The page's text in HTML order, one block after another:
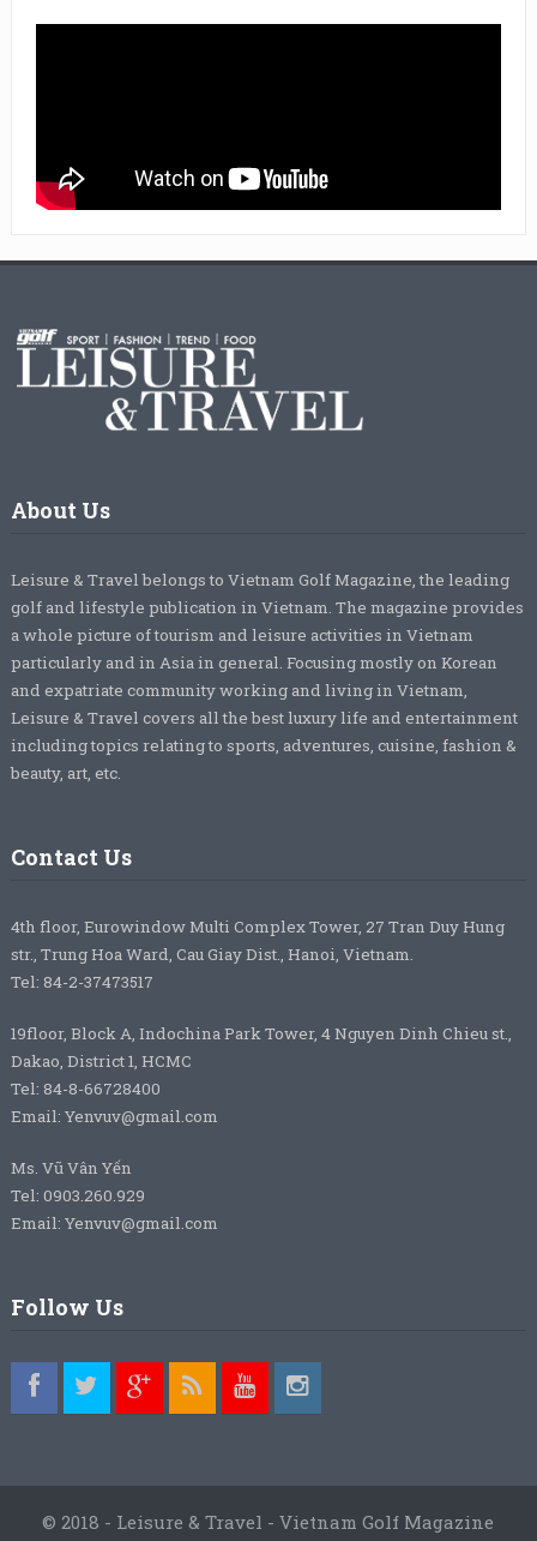
About Us
Leisure & Travel belongs to Vietnam Golf Magazine, the leading
golf and lifestyle publication in Vietnam. The magazine provides
a whole picture of tourism and leisure activities in Vietnam
particularly and in Asia in general. Focusing mostly on Korean
and expatriate community working and living in Vietnam,
Leisure & Travel covers all the best luxury life and entertainment
including topics relating to sports, adventures, cuisine, fashion &
beauty, art, etc.
Contact Us
4th floor, Eurowindow Multi Complex Tower, 27 Tran Duy Hung
str., Trung Hoa Ward, Cau Giay Dist., Hanoi, Vietnam.
Tel: 84-2-37473517
19floor, Block A, Indochina Park Tower, 4 Nguyen Dinh Chieu st.,
Dakao, District 1, HCMC
Tel: 84-8-66728400
Email: Yenvuv@gmail.com
Ms. Vũ Vân Yến
Tel: 0903.260.929
Email: Yenvuv@gmail.com
Follow Us
© 2018 - Leisure & Travel - Vietnam Golf Magazine